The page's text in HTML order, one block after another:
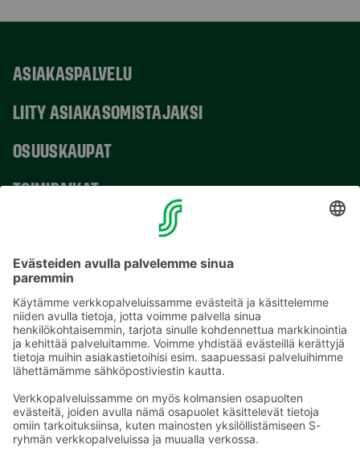
ASIAKASPALVELU
LIITY ASIAKASOMISTAJAKSI
OSUUSKAUPAT
TOIMIPAIKAT
Sähköpostiosoitteet S-ryhmässä ovat muotoa
etunimi.sukunimi@sok.fi
Seuraa meitä: